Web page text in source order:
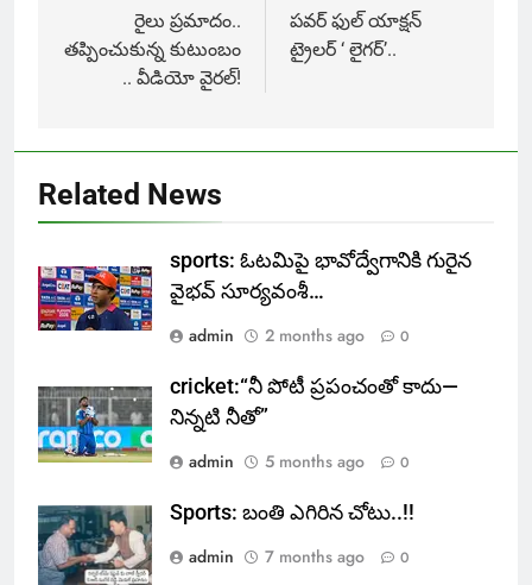
navigation
రైలు ప్రమాదం..
తప్పించుకున్న కుటుంబం
.. వీడియో వైరల్!
పవర్ ఫుల్ యాక్షన్
ట్రైలర్ ‘ లైగర్’..
Related News
sports: ఓటమిపై భావోద్వేగానికి గురైన
వైభవ్ సూర్యవంశీ…
admin
2 months ago 0
cricket:“నీ పోటీ ప్రపంచంతో కాదు—
నిన్నటి నీతో”
admin
5 months ago 0
Sports: బంతి ఎగిరిన చోటు..!!
admin
7 months ago 0